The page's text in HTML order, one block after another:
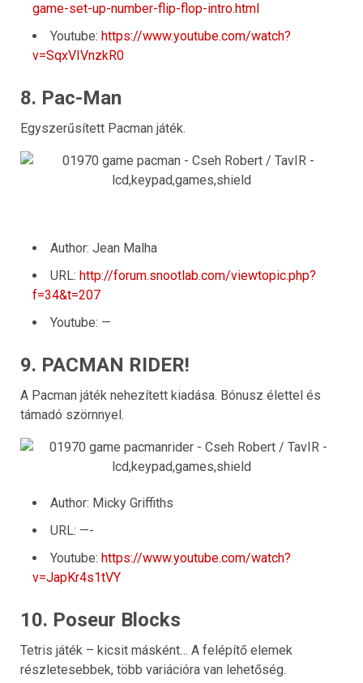
game-set-up-number-flip-flop-intro.html
Youtube: https://www.youtube.com/watch?
v=SqxVIVnzkR0
8. Pac-Man
Egyszerűsített Pacman játék.
Author: Jean Malha
URL: http://forum.snootlab.com/viewtopic.php?
f=34&t=207
Youtube: —
9. PACMAN RIDER!
A Pacman játék nehezített kiadása. Bónusz élettel és
támadó szörnnyel.
Author: Micky Griffiths
URL: —-
Youtube: https://www.youtube.com/watch?
v=JapKr4s1tVY
10. Poseur Blocks
Tetris játék – kicsit másként… A felépítő elemek
részletesebbek, több variációra van lehetőség.